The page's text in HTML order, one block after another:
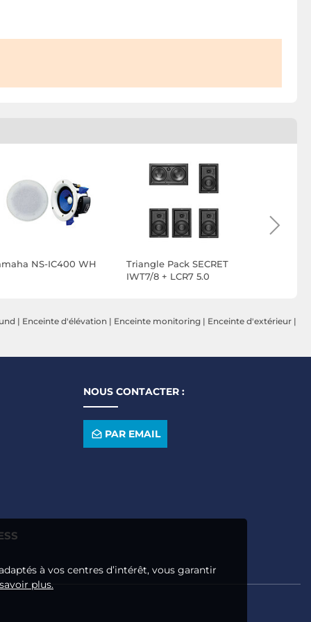
NS-IC400 WH
Triangle Pack SECRET
IWT7/8 + LCR7 5.0
| Enceinte d'élévation | Enceinte monitoring | Enceinte d'extérieur |
NOUS CONTACTER :
PAR EMAIL
à vos centres d’intérêt, vous garantir
plus.